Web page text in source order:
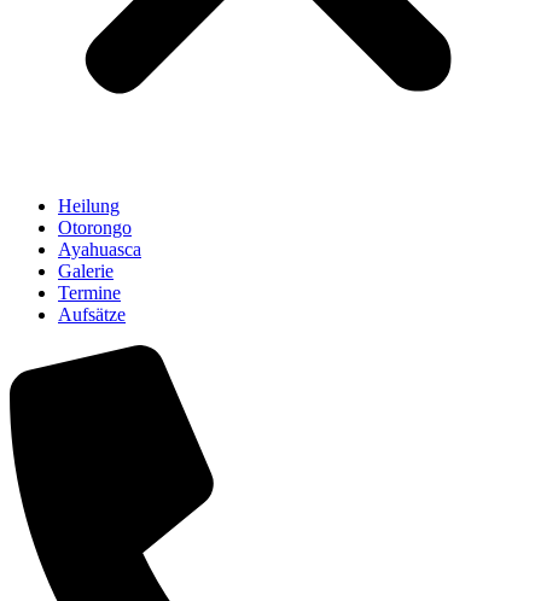
Heilung
Otorongo
Ayahuasca
Galerie
Termine
Aufsätze